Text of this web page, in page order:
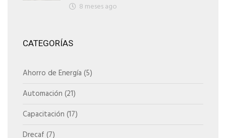
8 meses ago
CATEGORÍAS
Ahorro de Energía (5)
Automación (21)
Capacitación (17)
Drecaf (7)